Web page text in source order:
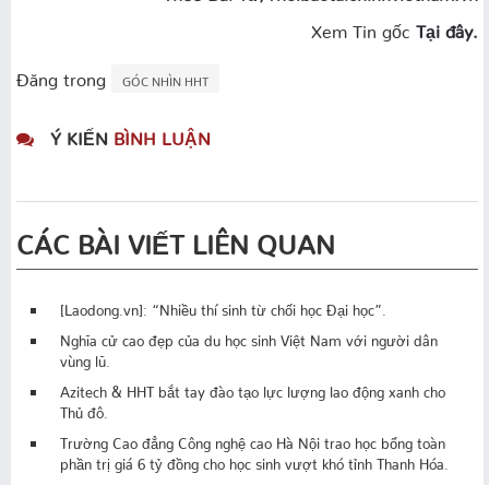
Xem Tin gốc Tại đây.
Đăng trong GÓC NHÌN HHT
Ý KIẾN BÌNH LUẬN
CÁC BÀI VIẾT LIÊN QUAN
[Laodong.vn]: “Nhiều thí sinh từ chối học Đại học”.
Nghĩa cử cao đẹp của du học sinh Việt Nam với người dân
vùng lũ.
Azitech & HHT bắt tay đào tạo lực lượng lao động xanh cho
Thủ đô.
Trường Cao đẳng Công nghệ cao Hà Nội trao học bổng toàn
phần trị giá 6 tỷ đồng cho học sinh vượt khó tỉnh Thanh Hóa.